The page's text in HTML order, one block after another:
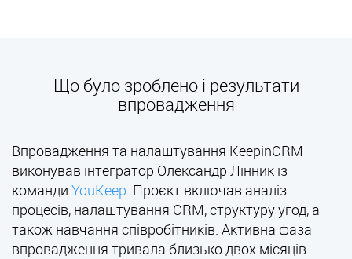
Що було зроблено і результати
впровадження
Впровадження та налаштування KeepinCRM
виконував інтегратор Олександр Лінник із
команди YouKeep. Проєкт включав аналіз
процесів, налаштування CRM, структуру угод, а
також навчання співробітників. Активна фаза
впровадження тривала близько двох місяців.